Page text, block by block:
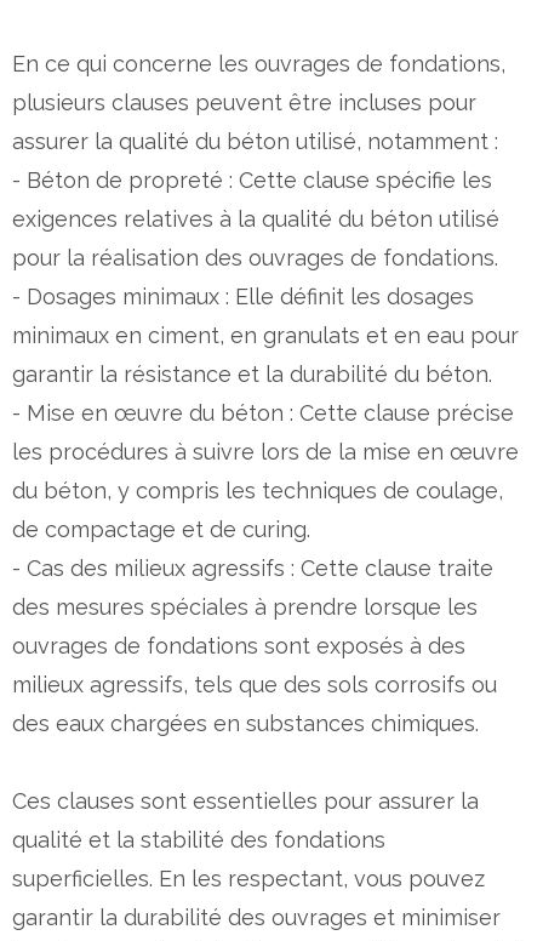
En ce qui concerne les ouvrages de fondations,
plusieurs clauses peuvent être incluses pour
assurer la qualité du béton utilisé, notamment :
- Béton de propreté : Cette clause spécifie les
exigences relatives à la qualité du béton utilisé
pour la réalisation des ouvrages de fondations.
- Dosages minimaux : Elle définit les dosages
minimaux en ciment, en granulats et en eau pour
garantir la résistance et la durabilité du béton.
- Mise en œuvre du béton : Cette clause précise
les procédures à suivre lors de la mise en œuvre
du béton, y compris les techniques de coulage,
de compactage et de curing.
- Cas des milieux agressifs : Cette clause traite
des mesures spéciales à prendre lorsque les
ouvrages de fondations sont exposés à des
milieux agressifs, tels que des sols corrosifs ou
des eaux chargées en substances chimiques.
Ces clauses sont essentielles pour assurer la
qualité et la stabilité des fondations
superficielles. En les respectant, vous pouvez
garantir la durabilité des ouvrages et minimiser